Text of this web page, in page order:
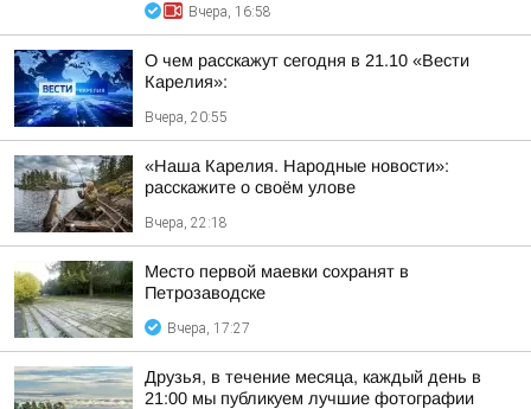
Вчера, 16:58
О чем расскажут сегодня в 21.10 «Вести
Карелия»:
Вчера, 20:55
«Наша Карелия. Народные новости»:
расскажите о своём улове
Вчера, 22:18
Место первой маевки сохранят в
Петрозаводске
Вчера, 17:27
Друзья, в течение месяца, каждый день в
21:00 мы публикуем лучшие фотографии